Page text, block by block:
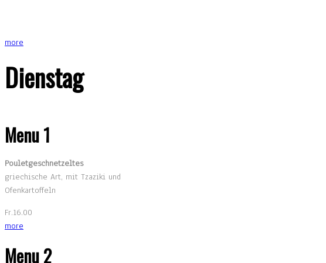
more
Dienstag
Menu 1
Pouletgeschnetzeltes
griechische Art, mit Tzaziki und
Ofenkartoffeln
Fr.16.00
more
Menu 2